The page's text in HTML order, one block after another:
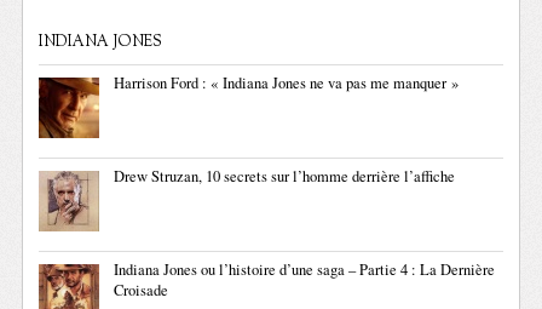
INDIANA JONES
Harrison Ford : « Indiana Jones ne va pas me manquer »
Drew Struzan, 10 secrets sur l’homme derrière l’affiche
Indiana Jones ou l’histoire d’une saga – Partie 4 : La Dernière
Croisade